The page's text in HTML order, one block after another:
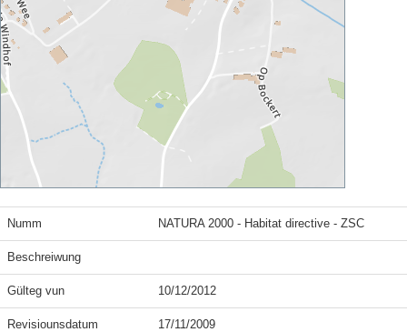
Numm NATURA 2000 - Habitat directive - ZSC
Beschreiwung
Gülteg vun 10/12/2012
Revisiounsdatum 17/11/2009